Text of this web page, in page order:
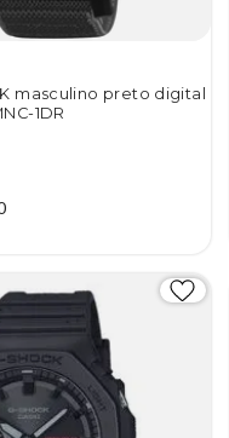
masculino preto digital
1DR